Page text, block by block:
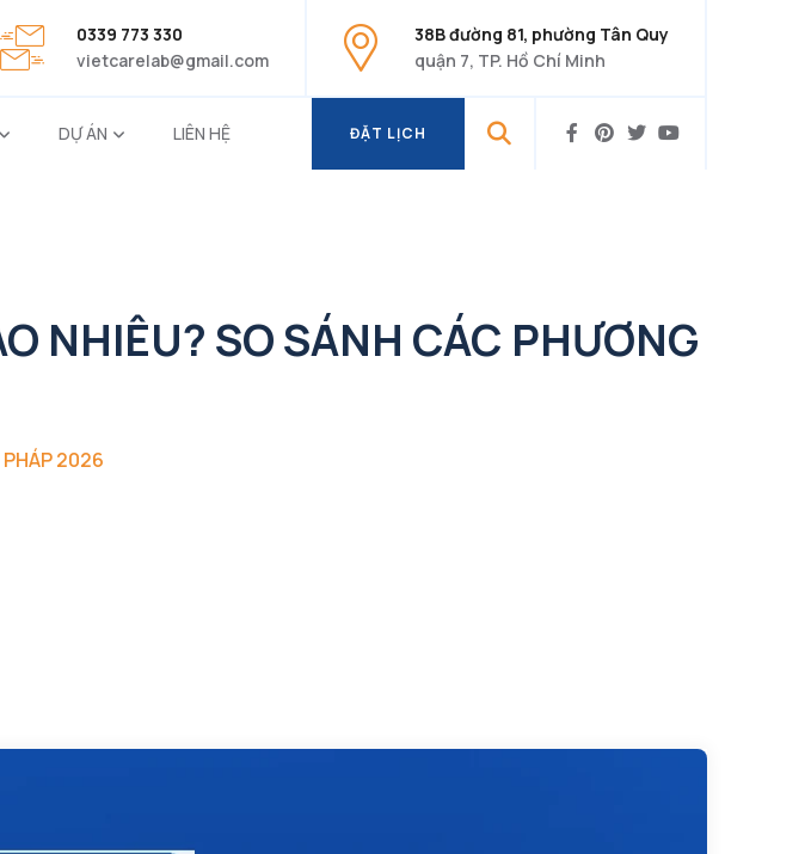
0339 773 330
vietcarelab@gmail.com
38B đường 81, phường Tân Quy
quận 7, TP. Hồ Chí Minh
DỰ ÁN LIÊN HỆ
ĐẶT LỊCH
NHIÊU? SO SÁNH CÁC PHƯƠNG
PHÁP 2026